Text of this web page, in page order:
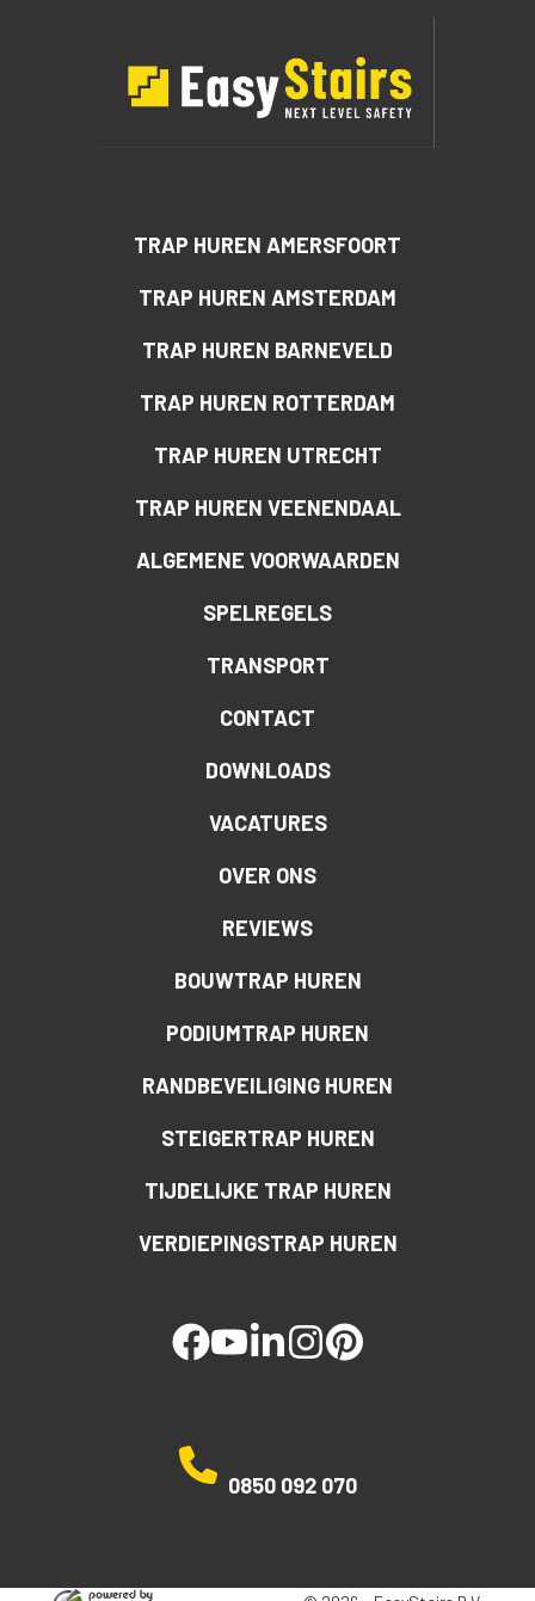
TRAP HUREN AMERSFOORT
TRAP HUREN AMSTERDAM
TRAP HUREN BARNEVELD
TRAP HUREN ROTTERDAM
TRAP HUREN UTRECHT
TRAP HUREN VEENENDAAL
ALGEMENE VOORWAARDEN
SPELREGELS
TRANSPORT
CONTACT
DOWNLOADS
VACATURES
OVER ONS
REVIEWS
BOUWTRAP HUREN
PODIUMTRAP HUREN
RANDBEVEILIGING HUREN
STEIGERTRAP HUREN
TIJDELIJKE TRAP HUREN
VERDIEPINGSTRAP HUREN
facebook
youtube
linkedinstagram
pinterest
0850 092 070